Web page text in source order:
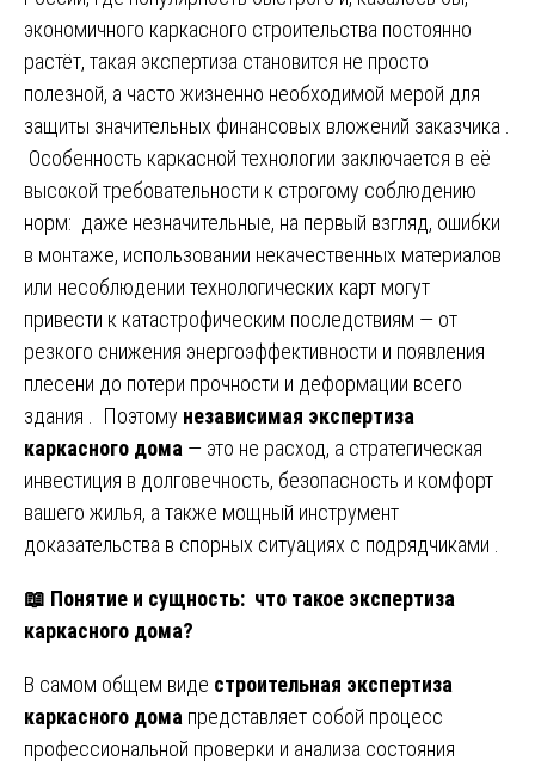
экономичного каркасного строительства постоянно
растёт, такая экспертиза становится не просто
полезной, а часто жизненно необходимой мерой для
защиты значительных финансовых вложений заказчика .
Особенность каркасной технологии заключается в её
высокой требовательности к строгому соблюдению
норм: даже незначительные, на первый взгляд, ошибки
в монтаже, использовании некачественных материалов
или несоблюдении технологических карт могут
привести к катастрофическим последствиям — от
резкого снижения энергоэффективности и появления
плесени до потери прочности и деформации всего
здания . Поэтому независимая экспертиза
каркасного дома — это не расход, а стратегическая
инвестиция в долговечность, безопасность и комфорт
вашего жилья, а также мощный инструмент
доказательства в спорных ситуациях с подрядчиками .
📖 Понятие и сущность: что такое экспертиза
каркасного дома?
В самом общем виде строительная экспертиза
каркасного дома представляет собой процесс
профессиональной проверки и анализа состояния